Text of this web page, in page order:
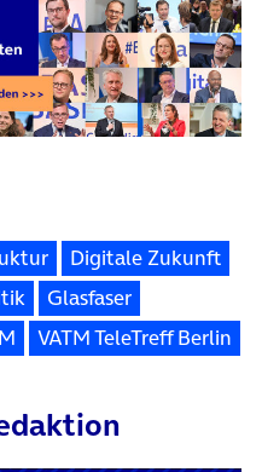
Digitale Zukunft
Glasfaser
VATM TeleTreff Berlin